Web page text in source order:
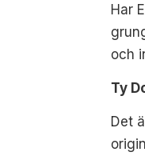
Har
och
Ty
Det